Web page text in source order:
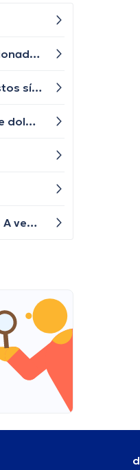
Últimamente he estado teniendo problemas para concentrarme y recordar cosas simples. ¿Podría esto estar relacionado con la tiroiditis de Hashimoto? he leido sobre eso ¿Qué puedo hacer para mejorar mi memoria y concentración?
Me siento constantemente mareado y tengo problemas de equilibrio. ¿Cuáles podrían ser las posibles causas de estos síntomas?
Tengo episodios recurrentes de dolor en la parte baja del abdomen. ¿Cuáles podrían ser las posibles causas de este dolor abdominal y cuándo debería buscar atención médica?
He estado experimentando dificultades para recordar cosas y también he notado cambios en mi comportamiento. A veces me siento más irritable y tengo problemas para concentrarme. ¿Alguien tiene alguna idea de qué podría estar pasando y qué puedo hacer al respecto?